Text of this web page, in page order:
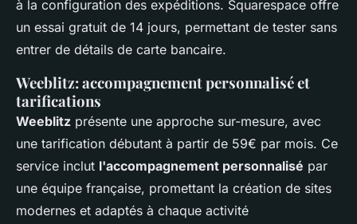
à la configuration des expéditions. Squarespace offre
un essai gratuit de 14 jours, permettant de tester sans
entrer de détails de carte bancaire.
Weeblitz: accompagnement personnalisé et
tarifications
Weeblitz présente une approche sur-mesure, avec
une tarification débutant à partir de 59€ par mois. Ce
service inclut l'accompagnement personnalisé par
une équipe française, promettant la création de sites
modernes et adaptés à chaque activité